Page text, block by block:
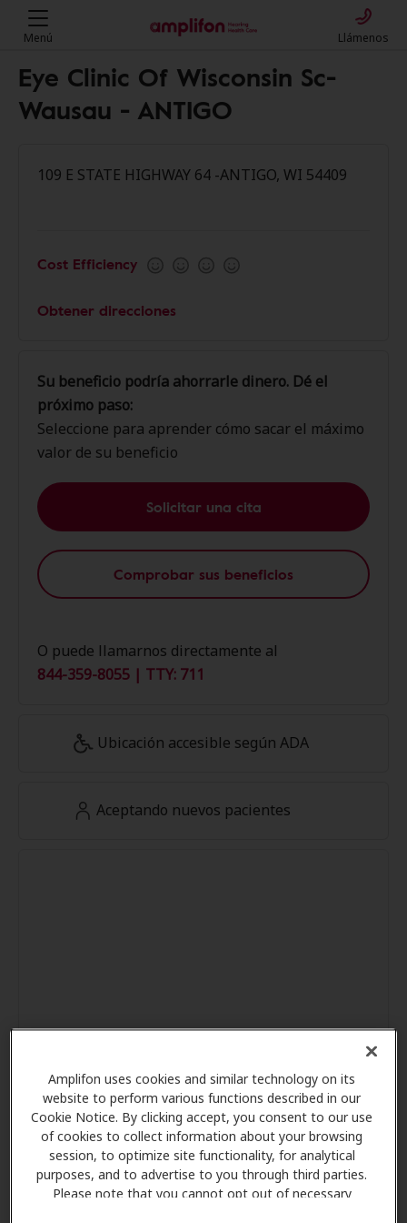
Amplifon uses cookies and similar technology on its
website to perform various functions described in our
Cookie Notice. By clicking accept, you consent to our use
of cookies to collect information about your browsing
session, to optimize site functionality, for analytical
purposes, and to advertise to you through third parties.
Please note that you cannot opt out of necessary
Menú Llámenos
Eye Clinic Of Wisconsin Sc-
Wausau - ANTIGO
109 E STATE HIGHWAY 64 -ANTIGO, WI 54409
Cost Efficiency
Obtener direcciones
Su beneficio podría ahorrarle dinero. Dé el
próximo paso:
Seleccione para aprender cómo sacar el máximo
valor de su beneficio
Solicitar una cita
Comprobar sus beneficios
O puede llamarnos directamente al
844-359-8055 | TTY: 711
Ubicación accesible según ADA
Aceptando nuevos pacientes